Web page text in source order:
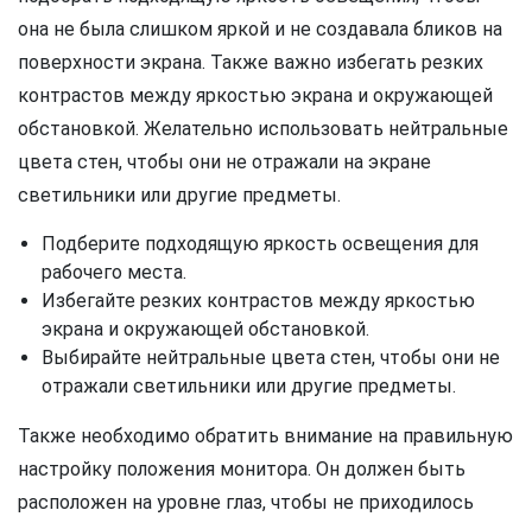
она не была слишком яркой и не создавала бликов на
поверхности экрана. Также важно избегать резких
контрастов между яркостью экрана и окружающей
обстановкой. Желательно использовать нейтральные
цвета стен, чтобы они не отражали на экране
светильники или другие предметы.
Подберите подходящую яркость освещения для
рабочего места.
Избегайте резких контрастов между яркостью
экрана и окружающей обстановкой.
Выбирайте нейтральные цвета стен, чтобы они не
отражали светильники или другие предметы.
Также необходимо обратить внимание на правильную
настройку положения монитора. Он должен быть
расположен на уровне глаз, чтобы не приходилось